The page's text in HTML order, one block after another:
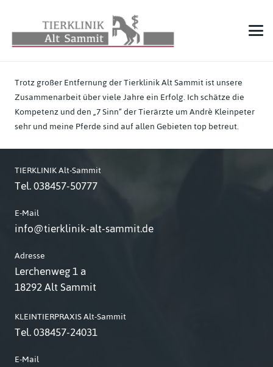
Trotz großer Entfernung der Tierklinik Alt Sammit ist unsere
Zusammenarbeit über viele Jahre ein Erfolg. Ich schätze die
Kompetenz und den „7 Sinn“ der Tierärzte um Andrè Kleinpeter
sehr und meine Pferde sind auf allen Gebieten top betreut.
TIERKLINIK Alt-Sammit
Tel.038457-50777
E-Mail
info@tierklinik-alt-sammit.de
Adresse
Lerchenweg 1 a
18292 Alt Sammit
KLEINTIERPRAXIS Alt-Sammit
Tel.038457-24031
E-Mail